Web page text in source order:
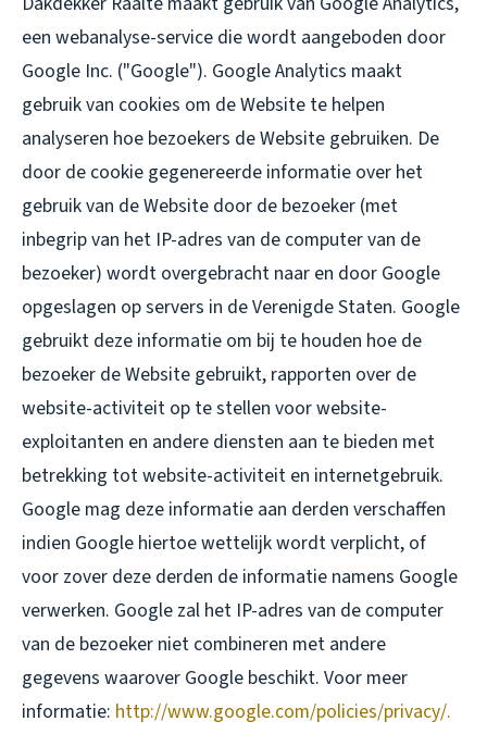
een webanalyse-service die wordt aangeboden door
Google Inc. ("Google"). Google Analytics maakt
gebruik van cookies om de Website te helpen
analyseren hoe bezoekers de Website gebruiken. De
door de cookie gegenereerde informatie over het
gebruik van de Website door de bezoeker (met
inbegrip van het IP-adres van de computer van de
bezoeker) wordt overgebracht naar en door Google
opgeslagen op servers in de Verenigde Staten. Google
gebruikt deze informatie om bij te houden hoe de
bezoeker de Website gebruikt, rapporten over de
website-activiteit op te stellen voor website-
exploitanten en andere diensten aan te bieden met
betrekking tot website-activiteit en internetgebruik.
Google mag deze informatie aan derden verschaffen
indien Google hiertoe wettelijk wordt verplicht, of
voor zover deze derden de informatie namens Google
verwerken. Google zal het IP-adres van de computer
van de bezoeker niet combineren met andere
gegevens waarover Google beschikt. Voor meer
informatie: http://www.google.com/policies/privacy/.